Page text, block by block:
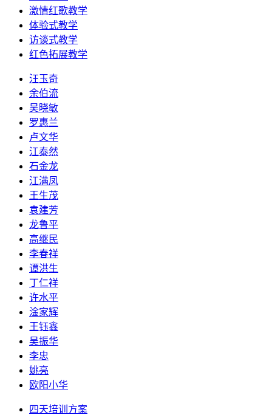
激情红歌教学
体验式教学
访谈式教学
红色拓展教学
汪玉奇
余伯流
吴晓敏
罗惠兰
卢文华
江泰然
石金龙
江满凤
王生茂
袁建芳
龙鲁平
高继民
李春祥
谭洪生
丁仁祥
许水平
淦家辉
王钰鑫
吴振华
李忠
姚亮
欧阳小华
四天培训方案